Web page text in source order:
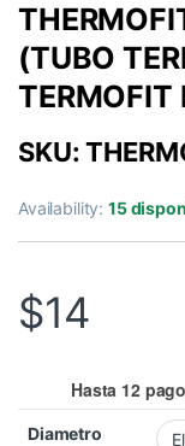
(TUBO
TERMOFIT
SKU:
Availability:15
$14
Hasta 12
Diametro